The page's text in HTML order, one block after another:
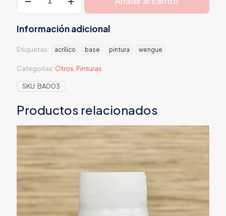
Información adicional
Etiquetas: acrílico base pintura wengue
Categorías: Otros Pinturas
SKU: BA003
Productos relacionados